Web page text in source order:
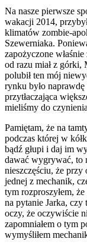
Na nasze pierwsze
wakacji 2014,
klimatów zombie-
Szewerniaka.
zapożyczone
od razu miał z górki,
polubił ten mój
rynku było
przytłaczająca
mieliśmy do
Pamiętam, że na
podczas której w
bądź głupi i daj im
dawać wygrywać, to
nieszczęściu, że
jednej z mechanik,
tym rozproszyłem,
na pytanie Jarka, czy
oczy, że oczywiście
zapomniałem o tym
wymyśliłem